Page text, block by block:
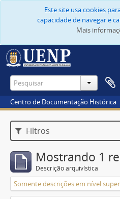
Este site usa cookies
capacidade de navegar e
Mais
Centro de Documentação Histórica
Filtros
Mostrando 1
Descrição arquivística
Somente descrições em nível